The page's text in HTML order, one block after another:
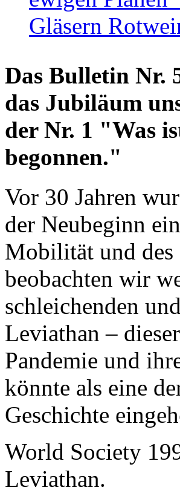
Gläsern
Das Bulletin Nr.
das Jubiläum
der Nr. 1 "Was
begonnen."
Vor 30 Jahren
der Neubeginn
Mobilität und des
beobachten wir
schleichenden
Leviathan –
Pandemie und
könnte als eine
Geschichte
World Society
Leviathan.